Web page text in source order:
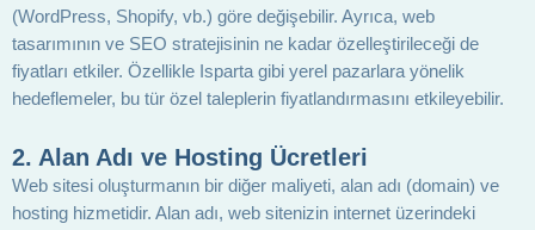
(WordPress, Shopify, vb.) göre değişebilir. Ayrıca, web
tasarımının ve SEO stratejisinin ne kadar özelleştirileceği de
fiyatları etkiler. Özellikle Isparta gibi yerel pazarlara yönelik
hedeflemeler, bu tür özel taleplerin fiyatlandırmasını etkileyebilir.
2. Alan Adı ve Hosting Ücretleri
Web sitesi oluşturmanın bir diğer maliyeti, alan adı (domain) ve
hosting hizmetidir. Alan adı, web sitenizin internet üzerindeki